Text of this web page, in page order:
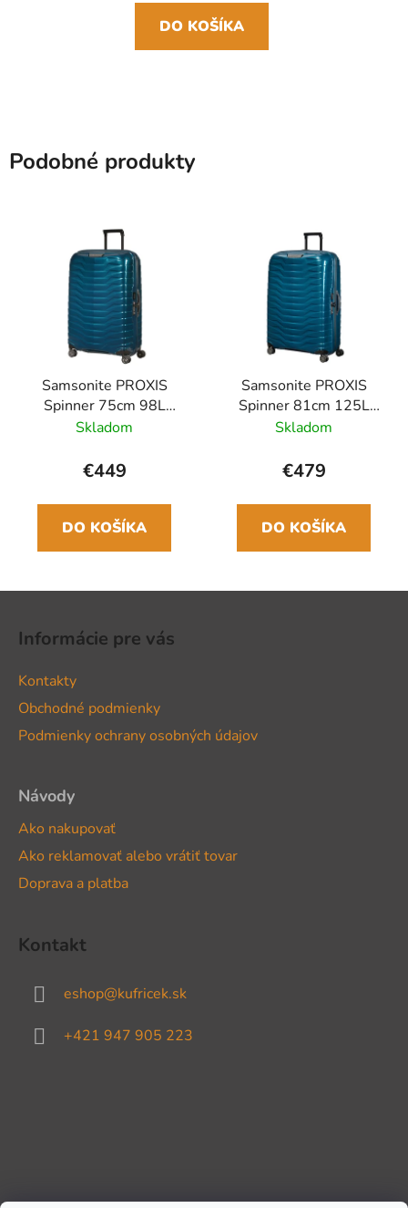
DO KOŠÍKA
Podobné produkty
Samsonite PROXIS
Spinner 75cm 98L
Modrá Petrol Blue
Skladom
€449
DO KOŠÍKA
Samsonite PROXIS
Spinner 81cm 125L
Modrá Petrol Blue
Skladom
€479
DO KOŠÍKA
Informácie pre vás
Kontakty
Obchodné podmienky
Podmienky ochrany osobných údajov
Návody
Ako nakupovať
Ako reklamovať alebo vrátiť tovar
Doprava a platba
Kontakt
eshop@kufricek.sk
+421 947 905 223